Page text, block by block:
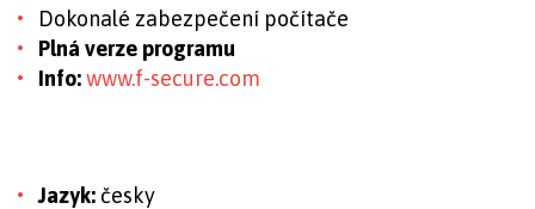
Dokonalé zabezpečení počítače
Plná verze programu
Info:www.f-secure.com
Jazyk: česky